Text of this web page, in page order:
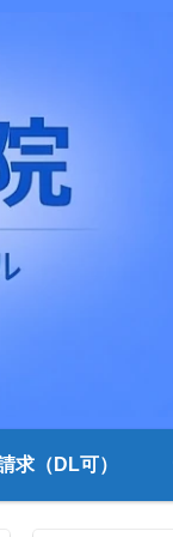
求（DL可）